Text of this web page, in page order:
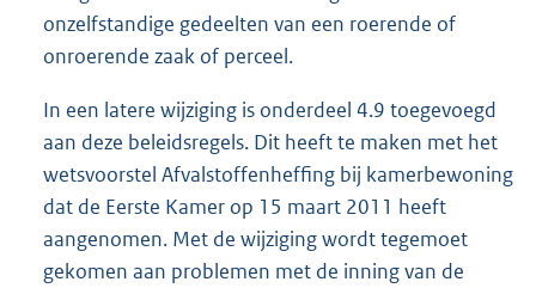
onzelfstandige gedeelten van een roerende of
onroerende zaak of perceel.
In een latere wijziging is onderdeel 4.9 toegevoegd
aan deze beleidsregels. Dit heeft te maken met het
wetsvoorstel Afvalstoffenheffing bij kamerbewoning
dat de Eerste Kamer op 15 maart 2011 heeft
aangenomen. Met de wijziging wordt tegemoet
gekomen aan problemen met de inning van de